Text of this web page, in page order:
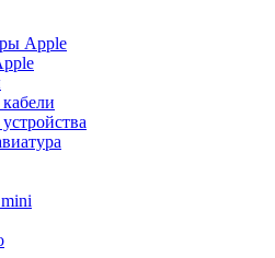
Apple